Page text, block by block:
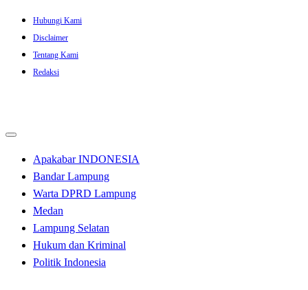
Skip
content
Hubungi Kami
Disclaimer
Tentang Kami
Redaksi
Apakabar INDONESIA
Bandar Lampung
Warta DPRD Lampung
Medan
Lampung Selatan
Hukum dan Kriminal
Politik Indonesia